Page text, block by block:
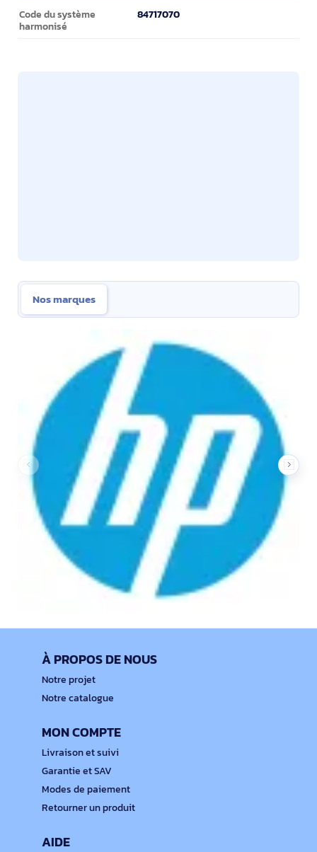
Données logistiques
Code du système
harmonisé
84717070
Nos marques
Nos marques
À PROPOS DE NOUS
Notre projet
Notre catalogue
MON COMPTE
Livraison et suivi
Garantie et SAV
Modes de paiement
Retourner un produit
AIDE